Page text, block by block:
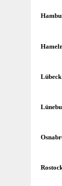
Lübeck